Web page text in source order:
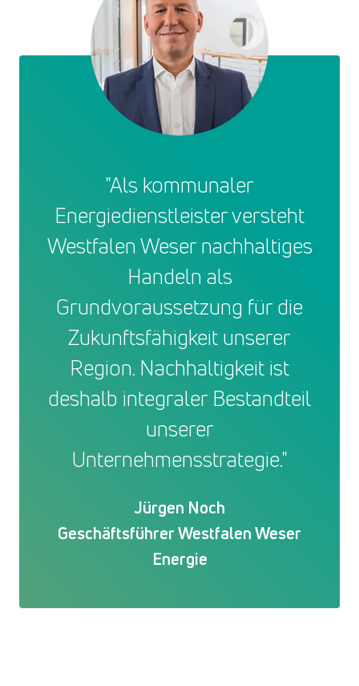
"Als kommunaler
Energiedienstleister versteht
Westfalen Weser nachhaltiges
Handeln als
Grundvoraussetzung für die
Zukunftsfähigkeit unserer
Region. Nachhaltigkeit ist
deshalb integraler Bestandteil
unserer
Unternehmensstrategie."
Jürgen Noch
Geschäftsführer Westfalen Weser
Energie